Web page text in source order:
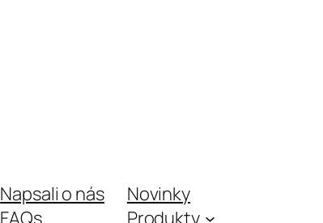
Napsali o nás
FAQs
Novinky
Produkty